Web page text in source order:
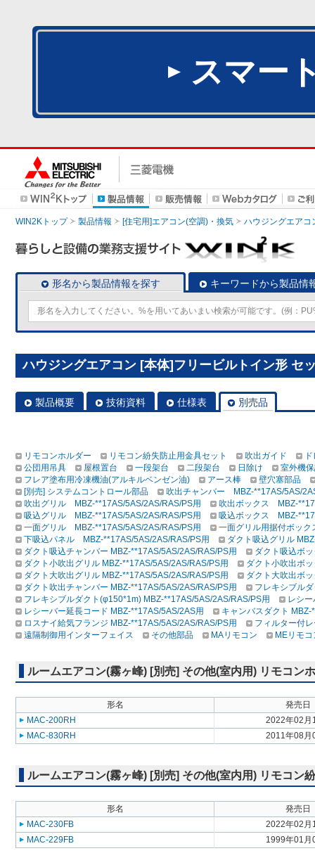
スマー
WIN2Kトップ 製品情報 [住宅用]エアコン(空調)・換気 ハウジングエアコ
形名から製品情報を探す キーワードから製品情
ハウジングエアコン [本体]フリービルトイン形 セ
製品概要 技術資料 仕様表 別売品
リモコンホルダー リモコン紛失防止用金具セット 吹出ガイド
公団用吊具
屋根置台 一段架台 二段架台 日除け
室外機
フレア塗布用冷凍機油(アルキルベンゼン油)
アース棒
壁穴塞部品
[別売] システムコントロール部品
吹出チャンバー MBZ-**17AS/5AS/
吹出グリル MBZ-**17AS/5AS/2AS/RAS/PS用
吹出ボックス MBZ-
吸込グリル MBZ-**17AS/5AS/2AS/RAS/PS用
吸込ボックス MBZ-
一面グリル MBZ-**17AS/5AS/2AS/RAS/PS用
一面グリル用据付ボッ
下吸込パネル MBZ-**17AS/5AS/2AS/RAS/PS用
ダクト吸込グリル
ダクト吸込チャンバー MBZ-**17AS/5AS/2AS/RAS/PS用
ダクト吸込ボ
ダクト小吹出グリル MBZ-**17AS/5AS/2AS/RAS/PS用
ダクト小吹出ボ
ダクト大吹出グリル MBZ-**17AS/5AS/2AS/RAS/PS用
ダクト大吹出ボ
ダクト吹出チャンバー MBZ-**17AS/5AS/2AS/RAS/PS用
フレキシブル
フレキシブルダクト(φ150*1m) MBZ-**17AS/5AS/2AS/RAS/PS用
レシ
レシーバー延長コード MBZ-**17AS/5AS/2AS用
キャンバスダクト
ロスナイ給気フランジ MBZ-**17AS/5AS/2AS/RAS/PS用
フィルター付
遠隔制御用インターフェイス
その他部品 MAリモコン MEリモコ
ルームエアコン(霧ヶ峰) [別売] その他(室内用) リモコン
形名
発売日
MAC-200RH
2022年02月
MAC-830RH
2011年08月
ルームエアコン(霧ヶ峰) [別売] その他(室内用) リモコン
形名
発売日
MAC-230FB
2022年02月
MAC-229FB
1999年01月